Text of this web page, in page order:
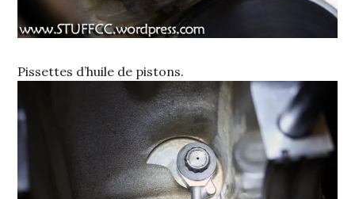
Pissettes d’huile de pistons.